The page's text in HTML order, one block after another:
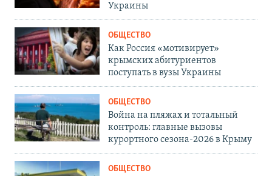
Украины
ОБЩЕСТВО
Как Россия «мотивирует»
крымских абитуриентов
поступать в вузы Украины
ОБЩЕСТВО
Война на пляжах и тотальный
контроль: главные вызовы
курортного сезона-2026 в Крыму
ОБЩЕСТВО